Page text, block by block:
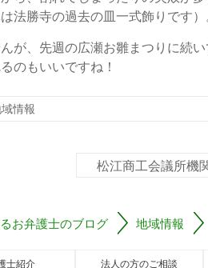
法勝寺の過去の皿一式飾りです）
が、先週の広瀬お雛まつりに続
のもいいですね！
情報
松江商工会議所機
お弁護士のブログ 地域情報
士紹介 法人の方のご相談